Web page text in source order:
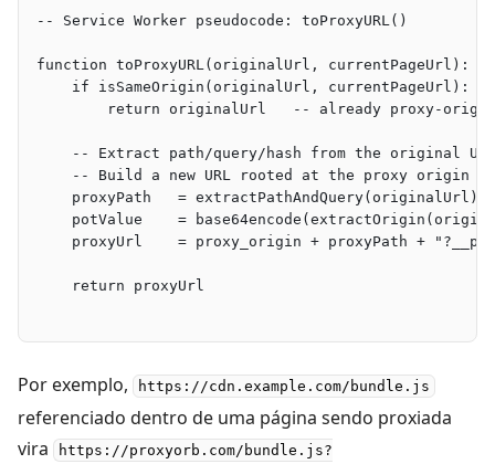
-- Service Worker pseudocode: toProxyURL()
function toProxyURL(originalUrl, currentPageUrl):
    if isSameOrigin(originalUrl, currentPageUrl):
return originalUrl   -- already proxy-
    -- Extract path/query/hash from the original URL
    -- Build a new URL rooted at the proxy origin
    proxyPath   = extractPathAndQuery(originalUrl)
potValue    =
proxyUrl    = proxy_origin + proxyPath +
    return proxyUrl
Por exemplo, https://cdn.example.com/bundle.js
referenciado dentro de uma página sendo proxiada
vira
https://proxyorb.com/bundle.js?